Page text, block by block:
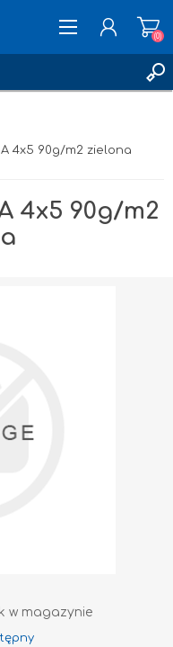
(0)
4x5 90g/m2 zielona
4x5 90g/m2
w magazynie